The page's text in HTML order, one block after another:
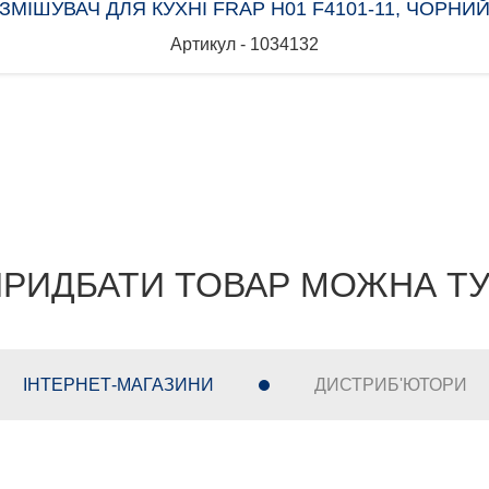
ЗМІШУВАЧ ДЛЯ КУХНІ FRAP H01 F4101-11, ЧОРНИЙ
Артикул - 1034132
ТОВАР МОЖНА
ІНТЕРНЕТ-МАГАЗИНИ ДИСТРИБ'ЮТОРИ